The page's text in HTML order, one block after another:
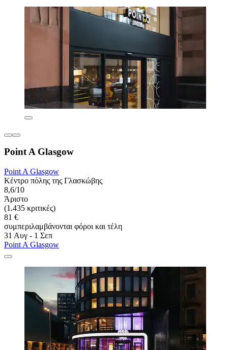
Point A Glasgow
Point A Glasgow
Κέντρο πόλης της Γλασκώβης
8,6/10
Άριστο
(1.435 κριτικές)
81 €
συμπεριλαμβάνονται φόροι και τέλη
31 Αυγ - 1 Σεπ
Point A Glasgow